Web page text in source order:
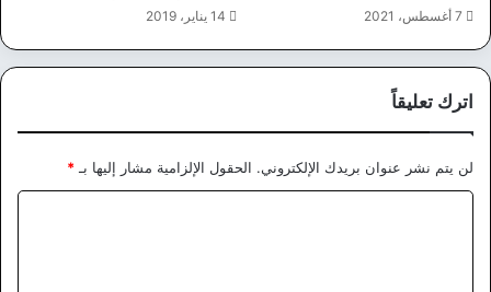
7 أغسطس، 2021 14 يناير، 2019
اترك تعليقاً
لن يتم نشر عنوان بريدك الإلكتروني. الحقول الإلزامية مشار إليها بـ *